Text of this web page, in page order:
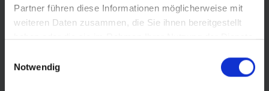
Partner führen diese Informationen möglicherweise mit
weiteren Daten zusammen, die Sie ihnen bereitgestellt
haben oder die sie im Rahmen Ihrer Nutzung der Dienste
Notwendig
FÖRDERER DES SPORTS IN SACHSEN-ANHALT